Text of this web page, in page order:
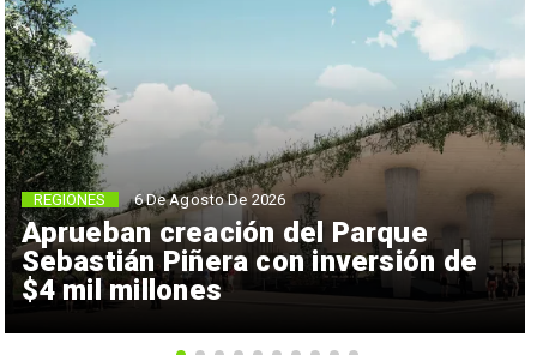
Aprueban creación del Parque
Sebastián Piñera con inversión de
$4 mil millones
REGIONES 6 De Agosto De 2026